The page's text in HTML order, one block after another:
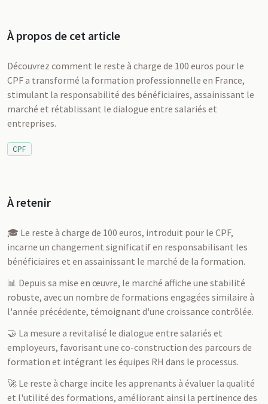
À propos de cet article
Découvrez comment le reste à charge de 100 euros pour le
CPF a transformé la formation professionnelle en France,
stimulant la responsabilité des bénéficiaires, assainissant le
marché et rétablissant le dialogue entre salariés et
entreprises.
CPF
À retenir
🎓 Le reste à charge de 100 euros, introduit pour le CPF,
incarne un changement significatif en responsabilisant les
bénéficiaires et en assainissant le marché de la formation.
📊 Depuis sa mise en œuvre, le marché affiche une stabilité
robuste, avec un nombre de formations engagées similaire à
l'année précédente, témoignant d'une croissance contrôlée.
🤝 La mesure a revitalisé le dialogue entre salariés et
employeurs, favorisant une co-construction des parcours de
formation et intégrant les équipes RH dans le processus.
🚀 Le reste à charge incite les apprenants à évaluer la qualité
et l'utilité des formations, améliorant ainsi la pertinence des